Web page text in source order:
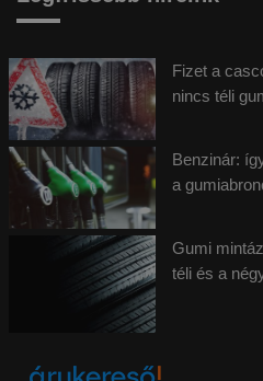
Fizet a
nincs téli
Benzinár:
a
Gumi
téli és a